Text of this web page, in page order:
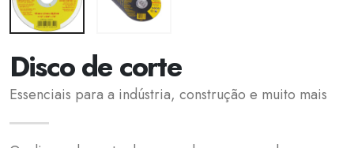
Disco de corte
Essenciais para a indústria, construção e muito mais